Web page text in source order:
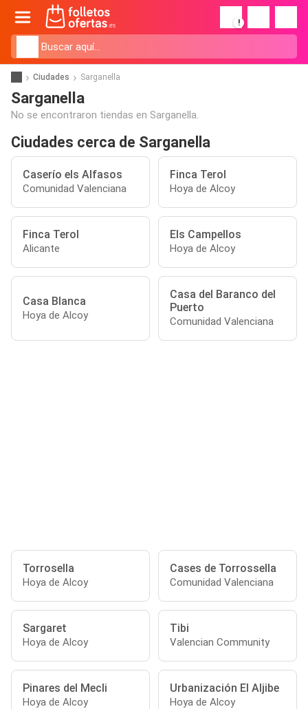
!
Ciudades Sarganella
Sarganella
No se encontraron tiendas en Sarganella.
Ciudades cerca de Sarganella
Caserío els Alfasos
Comunidad Valenciana
Finca Terol
Hoya de Alcoy
Finca Terol
Alicante
Els Campellos
Hoya de Alcoy
Casa Blanca
Hoya de Alcoy
Casa del Baranco del
Puerto
Comunidad Valenciana
Torrosella
Hoya de Alcoy
Cases de Torrossella
Comunidad Valenciana
Sargaret
Hoya de Alcoy
Tibi
Valencian Community
Pinares del Mecli
Hoya de Alcoy
Urbanización El Aljibe
Hoya de Alcoy